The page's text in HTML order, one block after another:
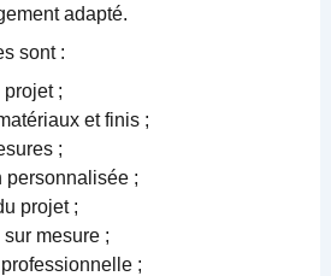
adapté.
sont :
;
et finis ;
;
personnalisée ;
projet ;
mesure ;
;